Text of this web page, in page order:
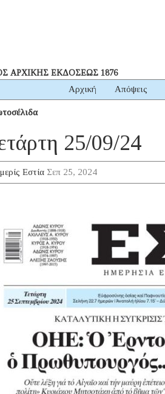
ΑΡΧΙΚΗΣ ΕΚΔΟΣΕΩΣ 1876
Αρχική Απόψεις
25/09/24
Εστία Σεπ 25, 2024